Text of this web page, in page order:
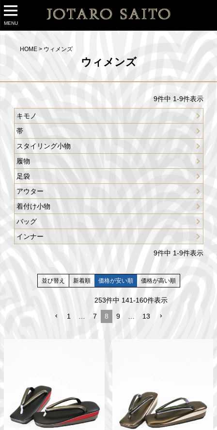
MENU
HOME ウィメンズ
ウィメンズ
9件中 1-9件表示
キモノ
帯
スタイリング小物
履物
足袋
アウター
着付け小物
バッグ
インナー
9件中 1-9件表示
並び替え 新着順 価格が安い順 価格が高い順
253件中 141-160件表示
1 … 7 8 9 … 13